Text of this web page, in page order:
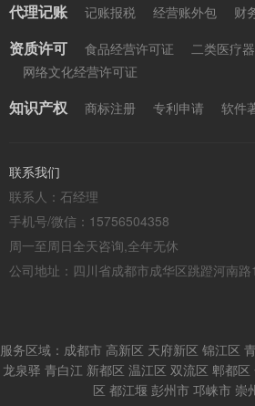
代理记账 记账报税 经营账外包 财
资质许可 食品经营许可证 二类医疗
网络文化经营许可证
知识产权 商标注册 专利申请 软件
联系我们
联系人：石经理
手机号/微信：15756504358
周一至周日全天咨询,全年无休
公司地址：四川省成都市成华区跳蹬河南路
服务区域：成都市 高新区 天府新区 锦江区
龙泉驿 青白江 新都区 温江区 双流区 郫都
区 都江堰 彭州市 邛崃市 崇